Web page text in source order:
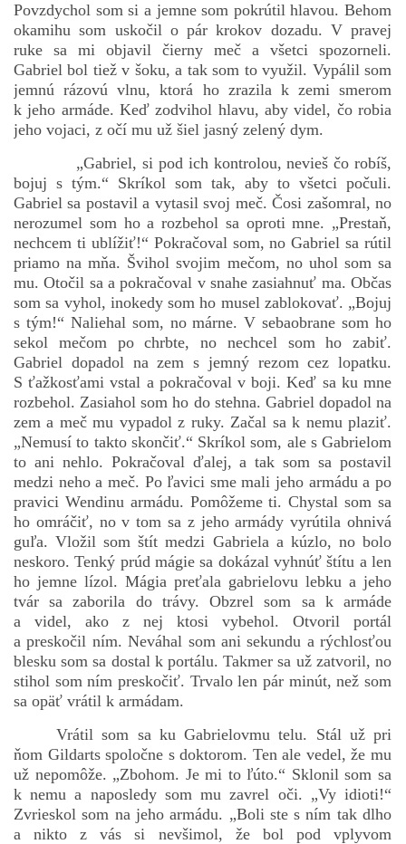
Povzdychol som si a jemne som pokrútil hlavou. Behom
okamihu som uskočil o pár krokov dozadu. V pravej
ruke sa mi objavil čierny meč a všetci spozorneli.
Gabriel bol tiež v šoku, a tak som to využil. Vypálil som
jemnú rázovú vlnu, ktorá ho zrazila k zemi smerom
k jeho armáde. Keď zodvihol hlavu, aby videl, čo robia
jeho vojaci, z očí mu už šiel jasný zelený dym.
„Gabriel, si pod ich kontrolou, nevieš čo robíš,
bojuj s tým.“ Skríkol som tak, aby to všetci počuli.
Gabriel sa postavil a vytasil svoj meč. Čosi zašomral, no
nerozumel som ho a rozbehol sa oproti mne. „Prestaň,
nechcem ti ublížiť!“ Pokračoval som, no Gabriel sa rútil
priamo na mňa. Švihol svojim mečom, no uhol som sa
mu. Otočil sa a pokračoval v snahe zasiahnuť ma. Občas
som sa vyhol, inokedy som ho musel zablokovať. „Bojuj
s tým!“ Naliehal som, no márne. V sebaobrane som ho
sekol mečom po chrbte, no nechcel som ho zabiť.
Gabriel dopadol na zem s jemný rezom cez lopatku.
S ťažkosťami vstal a pokračoval v boji. Keď sa ku mne
rozbehol. Zasiahol som ho do stehna. Gabriel dopadol na
zem a meč mu vypadol z ruky. Začal sa k nemu plaziť.
„Nemusí to takto skončiť.“ Skríkol som, ale s Gabrielom
to ani nehlo. Pokračoval ďalej, a tak som sa postavil
medzi neho a meč. Po ľavici sme mali jeho armádu a po
pravici Wendinu armádu. Pomôžeme ti. Chystal som sa
ho omráčiť, no v tom sa z jeho armády vyrútila ohnivá
guľa. Vložil som štít medzi Gabriela a kúzlo, no bolo
neskoro. Tenký prúd mágie sa dokázal vyhnúť štítu a len
ho jemne lízol. Mágia preťala gabrielovu lebku a jeho
tvár sa zaborila do trávy. Obzrel som sa k armáde
a videl, ako z nej ktosi vybehol. Otvoril portál
a preskočil ním. Neváhal som ani sekundu a rýchlosťou
blesku som sa dostal k portálu. Takmer sa už zatvoril, no
stihol som ním preskočiť. Trvalo len pár minút, než som
sa opäť vrátil k armádam.
Vrátil som sa ku Gabrielovmu telu. Stál už pri
ňom Gildarts spoločne s doktorom. Ten ale vedel, že mu
už nepomôže. „Zbohom. Je mi to ľúto.“ Sklonil som sa
k nemu a naposledy som mu zavrel oči. „Vy idioti!“
Zvrieskol som na jeho armádu. „Boli ste s ním tak dlho
a nikto z vás si nevšimol, že bol pod vplyvom